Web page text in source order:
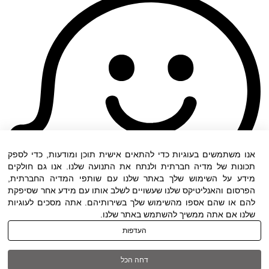
תנאי שימוש|הצהרת נגישות| כל הזכויות שמורות
אנו משתמשים בעוגיות כדי להתאים אישית תוכן ומודעות, כדי לספק
תכונות של מדיה חברתית ולנתח את התנועה שלנו. אנו גם חולקים
מידע על השימוש שלך באתר שלנו עם שותפי המדיה החברתית,
הפרסום והאנליטיקס שלנו שעשויים לשלב אותו עם מידע אחר שסיפקת
להם או שהם אספו מהשימוש שלך בשירותיהם. אתה מסכים לעוגיות
שלנו אם אתה ממשיך להשתמש באתר שלנו.
העדפות
דחה הכל